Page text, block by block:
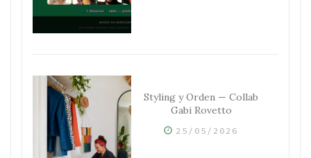
Styling y Orden — Collab
Gabi Rovetto
25/05/2026